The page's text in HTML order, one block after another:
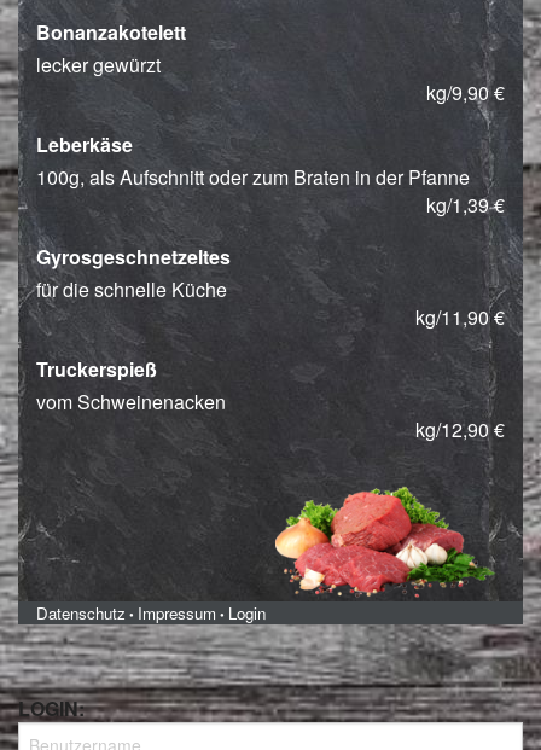
Bonanzakotelett
lecker gewürzt
kg/9,90 €
Leberkäse
100g, als Aufschnitt oder zum Braten in der Pfanne
kg/1,39 €
Gyrosgeschnetzeltes
für die schnelle Küche
kg/11,90 €
Truckerspieß
vom Schweinenacken
kg/12,90 €
Datenschutz • Impressum • Login
LOGIN: